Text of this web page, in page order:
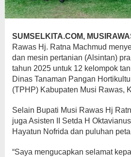
SUMSELKITA.COM,
Rawas Hj. Ratna Machmud
dan mesin pertanian (Alsintan)
tahun 2025 untuk 12 kelompok
Dinas Tanaman Pangan
(TPHP) Kabupaten Musi Rawas,
Selain Bupati Musi Rawas Hj
juga Asisten II Setda H
Hayatun Nofrida dan puluhan
“Saya mengucapkan selamat